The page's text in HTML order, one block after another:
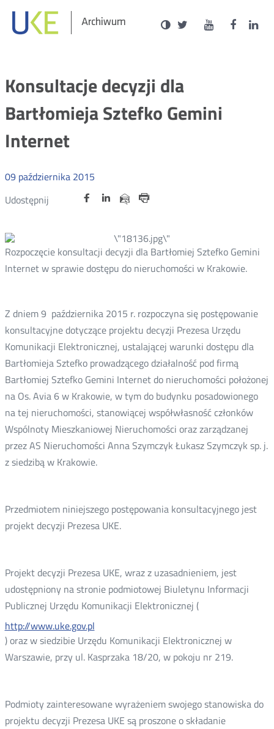
Archiwum Ustawienia
Wersja
Social
Media
UKE
UKE
UKE
Konsultacje decyzji dla
Bartłomieja Sztefko Gemini
Internet
09 października 2015
Udostępnij
UdostępnijUdostępnij
na
Udostępnij
na
Udostępnij
przez
Rozpoczęcie konsultacji decyzji dla Bartłomiej Sztefko Gemini
Internet w sprawie dostępu do nieruchomości w Krakowie.
Z dniem 9 października 2015 r. rozpoczyna się postępowanie
konsultacyjne dotyczące projektu decyzji Prezesa Urzędu
Komunikacji Elektronicznej, ustalającej warunki dostępu dla
Bartłomieja Sztefko prowadzącego działalność pod firmą
Bartłomiej Sztefko Gemini Internet do nieruchomości położonej
na Os. Avia 6 w Krakowie, w tym do budynku posadowionego
na tej nieruchomości, stanowiącej współwłasność członków
Wspólnoty Mieszkaniowej Nieruchomości oraz zarządzanej
przez AS Nieruchomości Anna Szymczyk Łukasz Szymczyk sp. j.
z siedzibą w Krakowie.
Przedmiotem niniejszego postępowania konsultacyjnego jest
projekt decyzji Prezesa UKE.
Projekt decyzji Prezesa UKE, wraz z uzasadnieniem, jest
udostępniony na stronie podmiotowej Biuletynu Informacji
Publicznej Urzędu Komunikacji Elektronicznej (
http://www.uke.gov.pl
) oraz w siedzibie Urzędu Komunikacji Elektronicznej w
Warszawie, przy ul. Kasprzaka 18/20, w pokoju nr 219.
Podmioty zainteresowane wyrażeniem swojego stanowiska do
projektu decyzji Prezesa UKE są proszone o składanie